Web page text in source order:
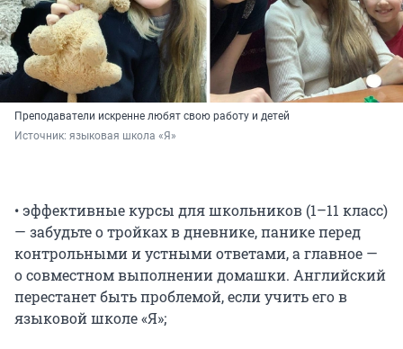
Преподаватели искренне любят свою работу и детей
Источник: языковая школа «Я»
• эффективные курсы для школьников (1–11 класс)
— забудьте о тройках в дневнике, панике перед
контрольными и устными ответами, а главное —
о совместном выполнении домашки. Английский
перестанет быть проблемой, если учить его в
языковой школе «Я»;